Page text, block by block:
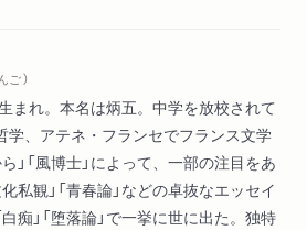
）
まれ。本名は炳五。中学を放校されて
学、アテネ・フランセでフランス文学
」「風博士」によって、一部の注目をあ
私観」「青春論」などの卓抜なエッセイ
痴」「堕落論」で一挙に世に出た。独特